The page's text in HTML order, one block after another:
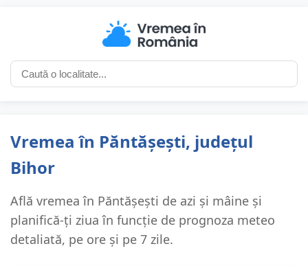
Vremea în Păntășești, județul
Bihor
Află vremea în Păntășești de azi și mâine și
planifică-ți ziua în funcție de prognoza meteo
detaliată, pe ore și pe 7 zile.